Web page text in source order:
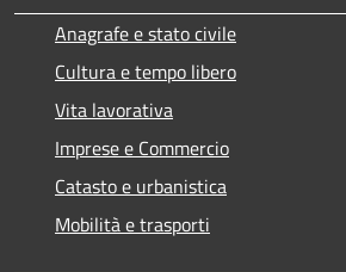
Anagrafe e stato civile
Cultura e tempo libero
Vita lavorativa
Imprese e Commercio
Catasto e urbanistica
Mobilità e trasporti